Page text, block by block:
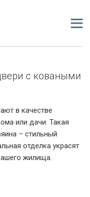
с коваными
в качестве
или дачи. Такая
– стильный
отделка украсят
жилища.